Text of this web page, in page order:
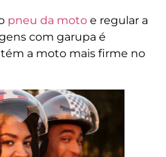
pneu da moto e regular a
com garupa é
a moto mais firme no